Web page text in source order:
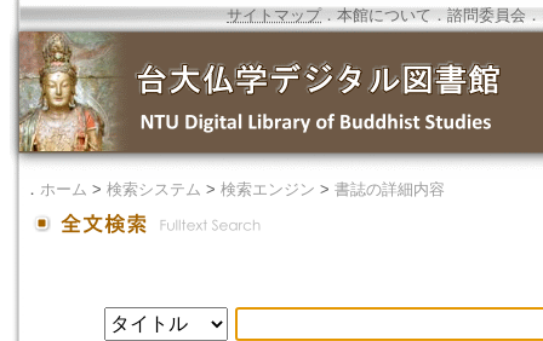
サイトマップ．本館について ． 諮問委員会 ．
． ホーム > 検索システム > 検索エンジン > 書誌の詳細内容